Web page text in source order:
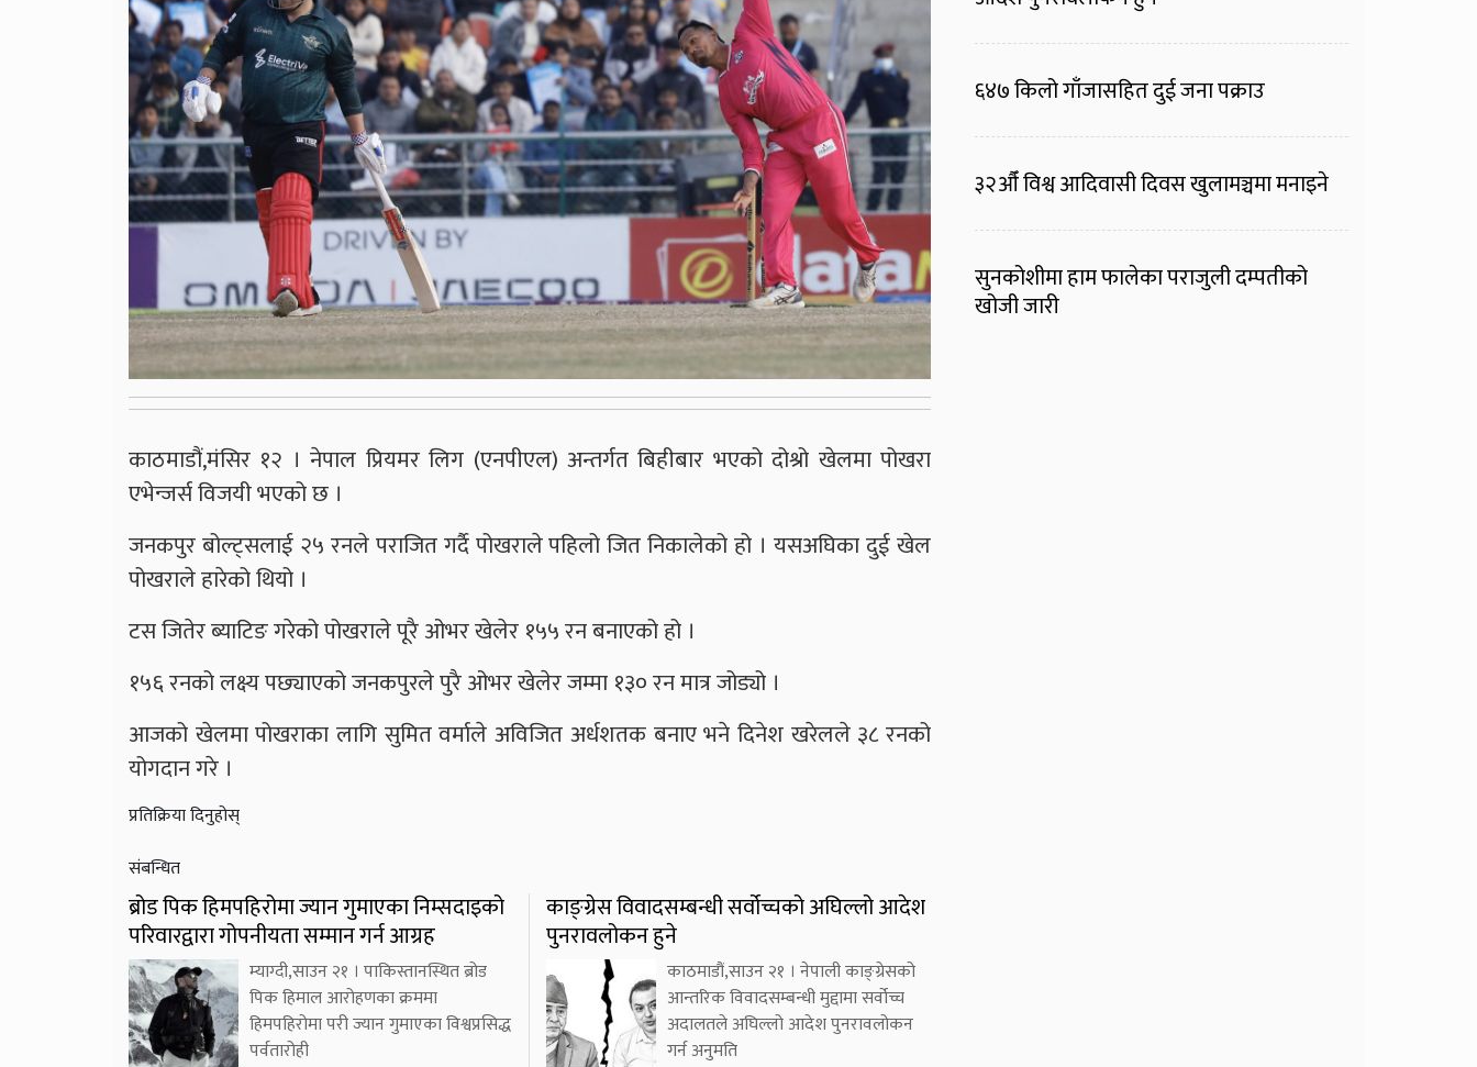
काठमाडौं,मंसिर १२ । नेपाल प्रियमर लिग (एनपीएल) अन्तर्गत बिहीबार भएको दोश्रो खेलमा पोखरा
एभेन्जर्स विजयी भएको छ ।
जनकपुर बोल्ट्सलाई २५ रनले पराजित गर्दै पोखराले पहिलो जित निकालेको हो । यसअघिका दुई खेल
पोखराले हारेको थियो ।
टस जितेर ब्याटिङ गरेको पोखराले पूरै ओभर खेलेर १५५ रन बनाएको हो ।
१५६ रनको लक्ष्य पछ्याएको जनकपुरले पुरै ओभर खेलेर जम्मा १३० रन मात्र जोड्यो ।
आजको खेलमा पोखराका लागि सुमित वर्माले अविजित अर्धशतक बनाए भने दिनेश खरेलले ३८ रनको
योगदान गरे ।
प्रतिक्रिया दिनुहोस्
संबन्धित
ब्रोड पिक हिमपहिरोमा ज्यान गुमाएका निम्सदाइको
परिवारद्वारा गोपनीयता सम्मान गर्न आग्रह
म्याग्दी,साउन २१ । पाकिस्तानस्थित ब्रोड
पिक हिमाल आरोहणका क्रममा
हिमपहिरोमा परी ज्यान गुमाएका विश्वप्रसिद्ध
पर्वतारोही
काङ्ग्रेस विवादसम्बन्धी सर्वोच्चको अघिल्लो आदेश
पुनरावलोकन हुने
काठमाडौं,साउन २१ । नेपाली काङ्ग्रेसको
आन्तरिक विवादसम्बन्धी मुद्दामा सर्वोच्च
अदालतले अघिल्लो आदेश पुनरावलोकन
गर्न अनुमति
६४७ किलो गाँजासहित दुई जना पक्राउ
३२औँ विश्व आदिवासी दिवस खुलामञ्चमा मनाइने
सुनकोशीमा हाम फालेका पराजुली दम्पतीको
खोजी जारी